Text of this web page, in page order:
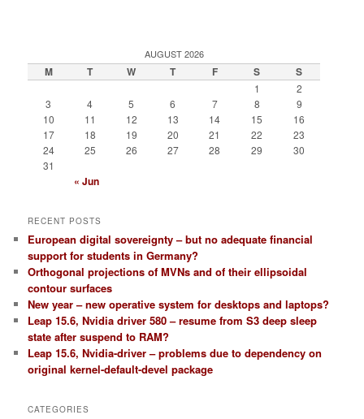
AUGUST 2026
M T W T F S S
1
2
3
4 5 6 7 8
9
10
11 12 13 14 15
16
17
18 19 20 21 22
23
24
25 26 27 28 29
30
31
« Jun
RECENT POSTS
European digital sovereignty – but no adequate financial
support for students in Germany?
Orthogonal projections of MVNs and of their ellipsoidal
contour surfaces
New year – new operative system for desktops and laptops?
Leap 15.6, Nvidia driver 580 – resume from S3 deep sleep
state after suspend to RAM?
Leap 15.6, Nvidia-driver – problems due to dependency on
original kernel-default-devel package
CATEGORIES